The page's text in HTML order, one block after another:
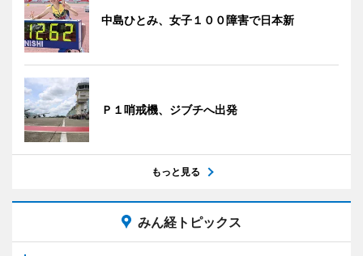
中島ひとみ、女子１００障害で日本新
Ｐ１哨戒機、ジブチへ出発
もっと見る
みん経トピックス